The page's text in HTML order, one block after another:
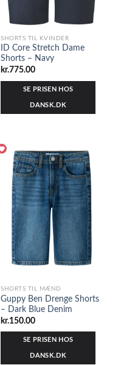
SHORTS TIL KVINDER
ID Core Stretch Dame
Shorts – Navy
kr.775.00
SE PRISEN HOS
DANSK.DK
SHORTS TIL MÆND
Guppy Ben Drenge Shorts
– Dark Blue Denim
kr.150.00
SE PRISEN HOS
DANSK.DK